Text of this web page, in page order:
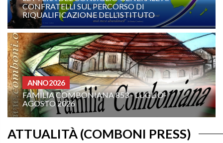
INTENZIONE DI PREGHIERA DELLA
COMBONIANA: AGOSTO 2026
OMELIE ANNO A
XIX DOMENICA DEL TEMPO
ANNO A: “COMANDAMI DI VENIRE
TE!”
ATTUALITÀ (COMBONI PRESS)